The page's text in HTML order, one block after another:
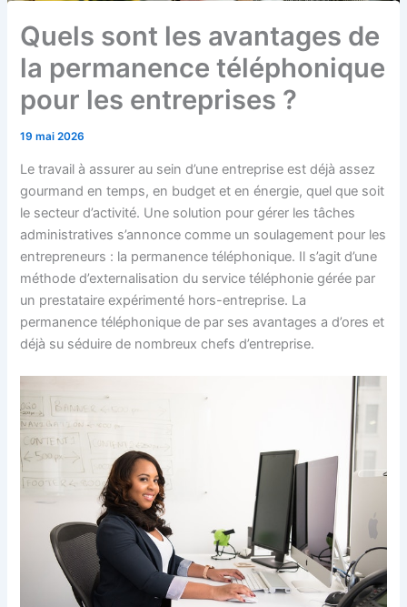
Quels sont les avantages de
la permanence téléphonique
pour les entreprises ?
19 mai 2026
Le travail à assurer au sein d’une entreprise est déjà assez
gourmand en temps, en budget et en énergie, quel que soit
le secteur d’activité. Une solution pour gérer les tâches
administratives s’annonce comme un soulagement pour les
entrepreneurs : la permanence téléphonique. Il s’agit d’une
méthode d’externalisation du service téléphonie gérée par
un prestataire expérimenté hors-entreprise. La
permanence téléphonique de par ses avantages a d’ores et
déjà su séduire de nombreux chefs d’entreprise.